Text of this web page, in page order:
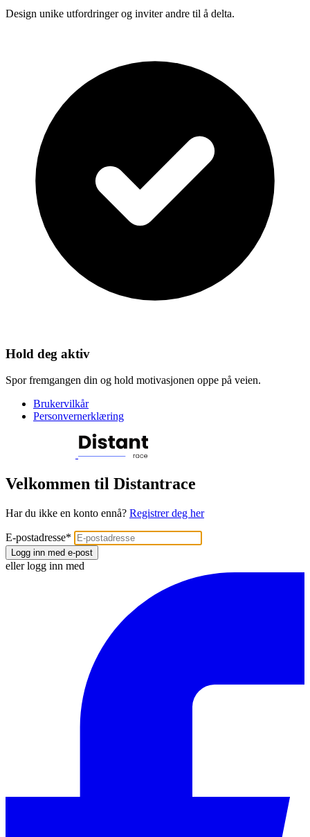
Design unike utfordringer og inviter andre til å delta.
Hold deg aktiv
Spor fremgangen din og hold motivasjonen oppe på veien.
Brukervilkår
Personvernerklæring
Velkommen til Distantrace
Har du ikke en konto ennå? Registrer deg her
E-postadresse*
Logg inn med e-post
eller logg inn med